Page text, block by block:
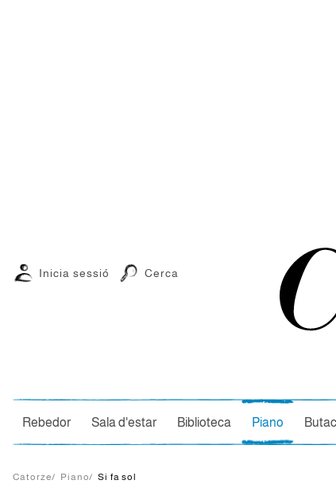
Inicia sessió Cerca
Rebedor Sala d'estar Biblioteca Piano
Catorze/ Piano/ Si fa sol